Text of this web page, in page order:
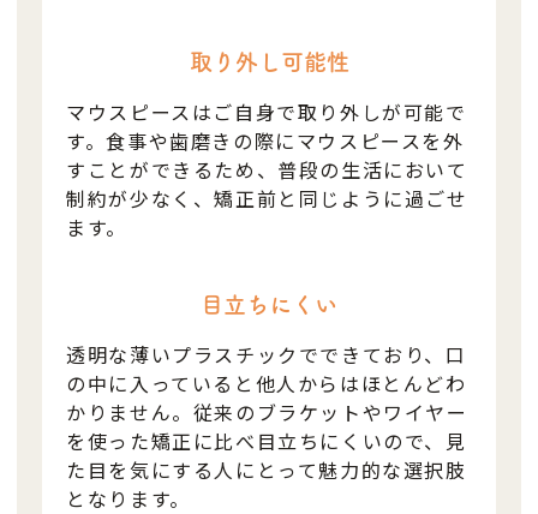
取り外し可能性
マウスピースはご自身で取り外しが可能で
す。食事や歯磨きの際にマウスピースを外
すことができるため、普段の生活において
制約が少なく、矯正前と同じように過ごせ
ます。
目立ちにくい
透明な薄いプラスチックでできており、口
の中に入っていると他人からはほとんどわ
かりません。従来のブラケットやワイヤー
を使った矯正に比べ目立ちにくいので、見
た目を気にする人にとって魅力的な選択肢
となります。